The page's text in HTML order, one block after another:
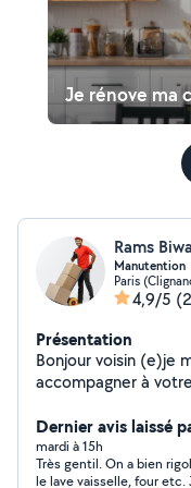
Je rénove ma
Rams
Manutention
Paris
4,9/5
Présentation
Bonjour voisin (e)je
accompagner à
véhicule --- Même l'appartement il y a pas l'ascenseur je
suis disponible ----
--- Même pour les objets très
Dernier avis laissé
mardi à 15h
Très gentil. On a bien
le lave vaisselle, four etc.